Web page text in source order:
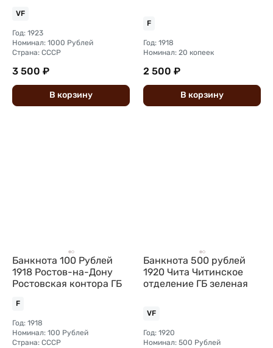
VF
Год: 1923
Номинал: 1000 Рублей
Страна: СССР
3 500 ₽
В корзину
F
Год: 1918
Номинал: 20 копеек
2 500 ₽
В корзину
Банкнота 100 Рублей
1918 Ростов-на-Дону
Ростовская контора ГБ
F
Год: 1918
Номинал: 100 Рублей
Страна: СССР
Банкнота 500 рублей
1920 Чита Читинское
отделение ГБ зеленая
VF
Год: 1920
Номинал: 500 Рублей